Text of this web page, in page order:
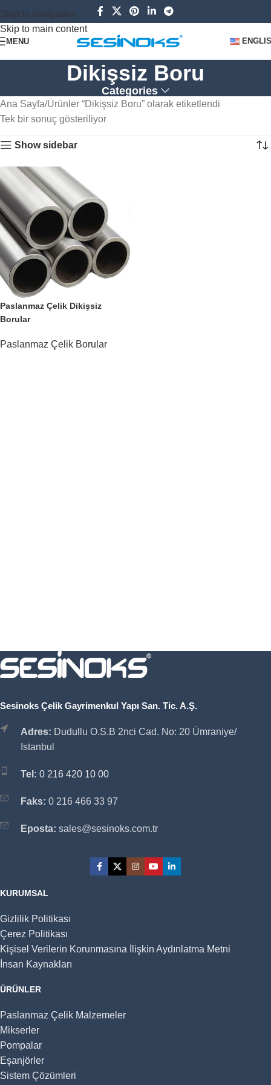
Skip to navigation
Skip to main content
MENU
Dikişsiz Boru
Categories
Ana Sayfa Ürünler “Dikişsiz Boru” olarak etiketlendi
Tek bir sonuç gösteriliyor
Show sidebar
Paslanmaz Çelik Dikişsiz
Borular
Paslanmaz Çelik Borular
Sesinoks Çelik Gayrimenkul Yapı San. Tic. A.Ş.
Adres: Dudullu O.S.B 2nci Cad. No: 20 Ümraniye/
Istanbul
Tel: 0 216 420 10 00
Faks: 0 216 466 33 97
Eposta: sales@sesinoks.com.tr
KURUMSAL
Gizlilik Politikası
Çerez Politikası
Kişisel Verilerin Korunmasına İlişkin Aydınlatma Metni
İnsan Kaynakları
ÜRÜNLER
Paslanmaz Çelik Malzemeler
Mikserler
Pompalar
Eşanjörler
Sistem Çözümleri